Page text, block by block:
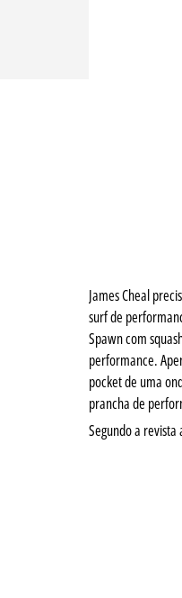
James Cheal
surf de
Spawn com
performance.
pocket de uma
prancha de
Segundo a